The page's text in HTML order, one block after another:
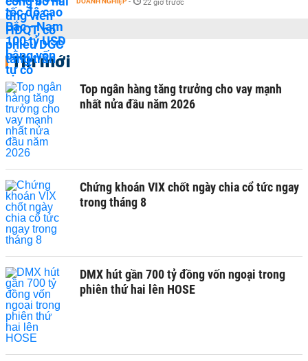
22 giờ trước
Tin mới
Top ngân hàng tăng trưởng cho vay mạnh
nhất nửa đầu năm 2026
Chứng khoán VIX chốt ngày chia cổ tức ngay
trong tháng 8
DMX hút gần 700 tỷ đồng vốn ngoại trong
phiên thứ hai lên HOSE